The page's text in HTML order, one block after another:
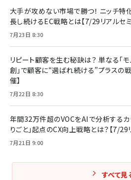
大手が攻めない市場で勝つ！ ニッチ特
長し続けるEC戦略とは【7/29リアルセ
7月23日 8:30
リピート顧客を生む秘訣は？ 単なる「モ
創」で顧客に“選ばれ続ける”プラスの
催】
7月22日 8:30
年間32万件超のVOCをAIで分析するカ
りごと」起点のCX向上戦略とは？【7/29
7月21日 9:00
すべて見